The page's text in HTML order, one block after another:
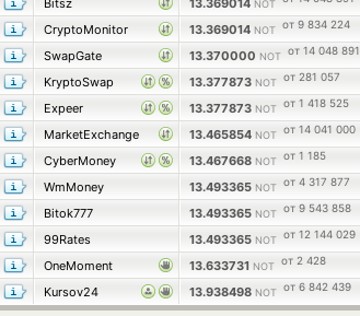
Bitsz
13.369014 NOT
CryptoMonitor
13.369014 NOT от 9 834 224
SwapGate
13.370000 NOT от 14 048 891
KryptoSwap
13.377873 NOT от 281 057
Expeer
13.377873 NOT от 1 418 525
MarketExchange
13.465854 NOT от 14 041 000
CyberMoney
13.467668 NOT от 1 185
WmMoney
13.493365 NOT от 4 317 877
Bitok777
13.493365 NOT от 9 543 858
99Rates
13.493365 NOT от 12 144 029
OneMoment
13.633731 NOT от 2 428
Kursov24
13.938498 NOT от 6 842 439